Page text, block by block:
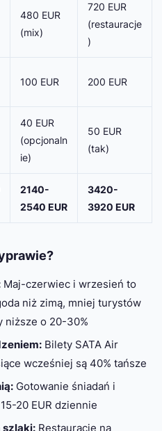
480 EUR
(mix)
720 EUR
(restauracje
)
100 EUR 200 EUR
40 EUR
(opcjonaln
ie)
50 EUR
(tak)
2140-
2540 EUR
3420-
3920 EUR
Maj-czerwiec i wrzesień to
niż zimą, mniej turystów
niższe o 20-30%
Bilety SATA Air
wcześniej są 40% tańsze
Gotowanie śniadań i
20 EUR dziennie
szlaki:Restauracje na